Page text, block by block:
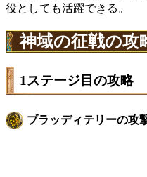
役としても活躍できる。
神域の征戦の攻
1ステージ目の攻略
ブラッディテリーの攻